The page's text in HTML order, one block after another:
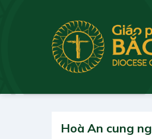
Hoà An cung